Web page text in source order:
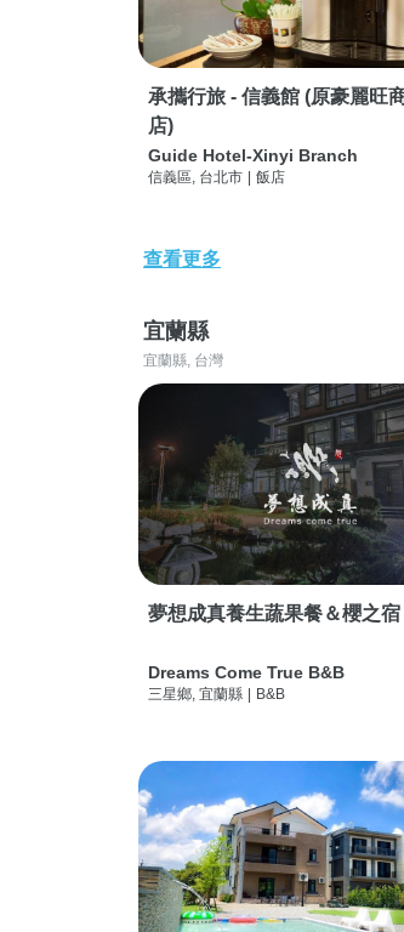
承攜行旅 - 信義館 (原豪麗旺
店)
Guide Hotel-Xinyi Branch
信義區, 台北市 | 飯店
查看更多
宜蘭縣
宜蘭縣, 台灣
夢想成真養生蔬果餐＆櫻之宿
Dreams Come True B&B
三星鄉, 宜蘭縣 | B&B